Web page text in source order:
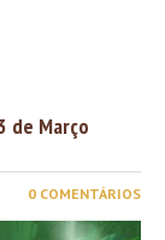
de Março
0 COMENTÁRIOS